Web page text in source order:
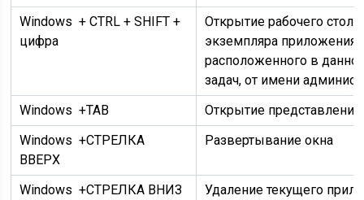
Windows + CTRL + SHIFT +
цифра
Открытие рабочего
экземпляра приложения,
расположенного в
задач, от имени
Windows +TAB
Открытие представления
Windows +СТРЕЛКА
ВВЕРХ
Развертывание окна
Windows +СТРЕЛКА ВНИЗ
Удаление текущего